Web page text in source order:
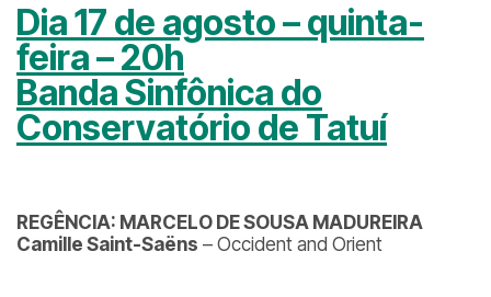
Dia 17 de agosto – quinta-
feira – 20h
Banda Sinfônica do
Conservatório de Tatuí
REGÊNCIA: MARCELO DE SOUSA MADUREIRA
Camille Saint-Saëns – Occident and Orient